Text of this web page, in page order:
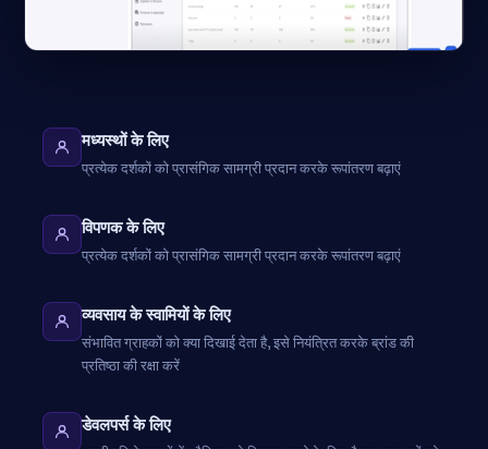
मध्यस्थों के लिए
प्रत्येक दर्शकों को प्रासंगिक सामग्री प्रदान करके रूपांतरण बढ़ाएं
विपणक के लिए
प्रत्येक दर्शकों को प्रासंगिक सामग्री प्रदान करके रूपांतरण बढ़ाएं
व्यवसाय के स्वामियों के लिए
संभावित ग्राहकों को क्या दिखाई देता है, इसे नियंत्रित करके ब्रांड की
प्रतिष्ठा की रक्षा करें
डेवलपर्स के लिए